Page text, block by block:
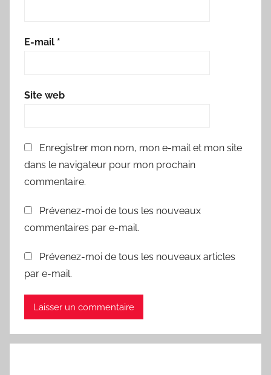
E-mail *
Site web
Enregistrer mon nom, mon e-mail et mon site
dans le navigateur pour mon prochain
commentaire.
Prévenez-moi de tous les nouveaux
commentaires par e-mail.
Prévenez-moi de tous les nouveaux articles
par e-mail.